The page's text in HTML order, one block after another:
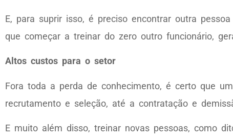
E, para suprir isso, é preciso encontrar outra
que começar a treinar do zero outro funcionário,
Altos custos para o setor
Fora toda a perda de conhecimento, é certo que
recrutamento e seleção, até a contratação e
E muito além disso, treinar novas pessoas, como